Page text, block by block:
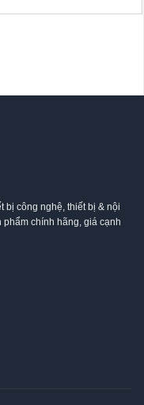
bị công nghệ, thiết bị & nội
phẩm chính hãng, giá cạnh